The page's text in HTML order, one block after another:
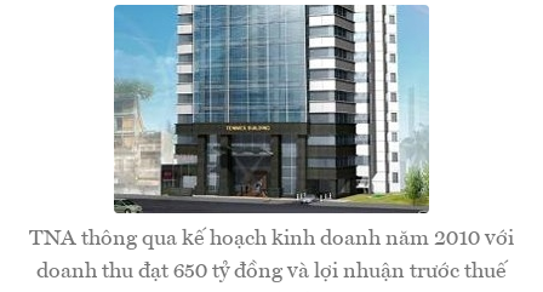
TNA thông qua kế hoạch kinh doanh năm 2010 với
doanh thu đạt 650 tỷ đồng và lợi nhuận trước thuế